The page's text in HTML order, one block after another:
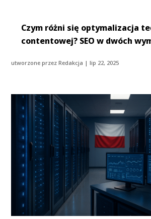
Czym różni się optymalizacja
contentowej? SEO w dwóch
utworzone przezRedakcja |lip 22, 2025